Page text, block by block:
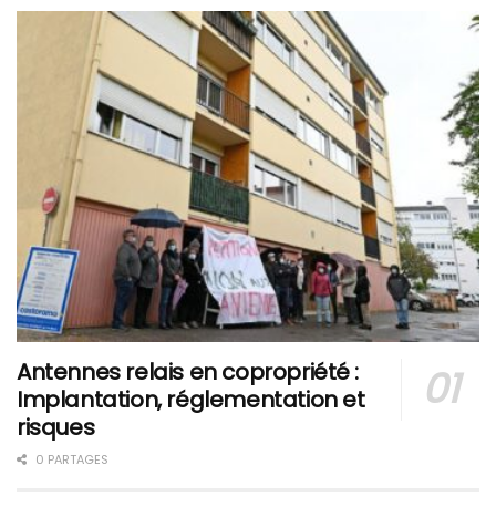
Antennes relais en copropriété :
Implantation, réglementation et
risques
0 PARTAGES